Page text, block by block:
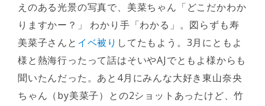
えのある光景の写真で、美菜ちゃん「どこだかわか
りますかー？」 わかり手「わかる」。図らずも寿
美菜子さんと イベ被り してたもよう。3月にともよ
様と熱海行ったって話はそいやAJでともよ様からも
聞いたんだった。あと4月にみんな大好き東山奈央
ちゃん（by美菜子）との2ショットあったけど、竹